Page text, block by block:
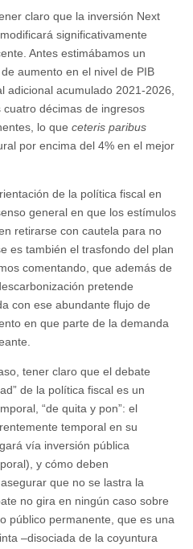
claro que la inversión Next
significativamente
Antes estimábamos un
aumento en el nivel de PIB
adicional acumulado 2021-2026,
décimas de ingresos
lo que ceteris paribus
por encima del 4% en el mejor
de la política fiscal en
general en que los estímulos
retirarse con cautela para no
es también el trasfondo del plan
comentando, que además de
pretende
con ese abundante flujo de
en que parte de la demanda
tener claro que el debate
de la política fiscal es un
“de quita y pon”: el
temporal en su
vía inversión pública
y cómo deben
que no se lastra la
no gira en ningún caso sobre
público permanente, que es una
–disociada de la coyuntura